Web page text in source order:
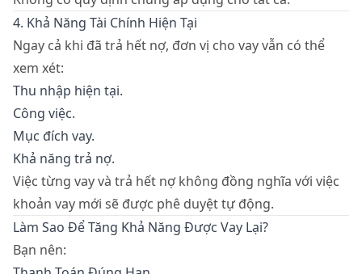
4. Khả Năng Tài Chính Hiện Tại
Ngay cả khi đã trả hết nợ, đơn vị cho vay vẫn có thể
xem xét:
Thu nhập hiện tại.
Công việc.
Mục đích vay.
Khả năng trả nợ.
Việc từng vay và trả hết nợ không đồng nghĩa với việc
khoản vay mới sẽ được phê duyệt tự động.
Làm Sao Để Tăng Khả Năng Được Vay Lại?
Bạn nên: